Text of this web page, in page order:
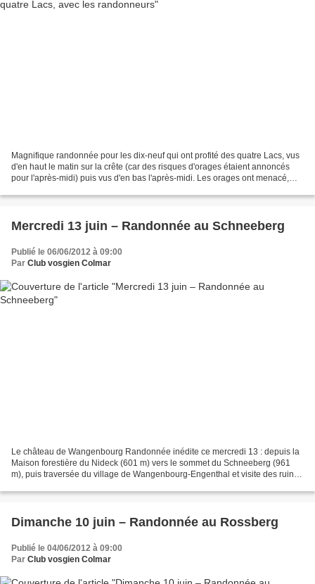
Magnifique randonnée pour les dix-neuf qui ont profité des quatre Lacs, vus
d'en haut le matin sur la crête (car des risques d'orages étaient annoncés
pour l'après-midi) puis vus d'en bas l'après-midi. Les orages ont menacé,
Mercredi 13 juin – Randonnée au Schneeberg
Publié le 06/06/2012 à 09:00
Par Club vosgien Colmar
Le château de Wangenbourg Randonnée inédite ce mercredi 13 : depuis la
Maison forestière du Nideck (601 m) vers le sommet du Schneeberg (961
m), puis traversée du village de Wangenbourg-Engenthal et visite des ruines
Dimanche 10 juin – Randonnée au Rossberg
Publié le 04/06/2012 à 09:00
Par Club vosgien Colmar